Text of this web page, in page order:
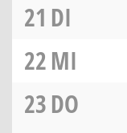
21 DI
22MI
23DO